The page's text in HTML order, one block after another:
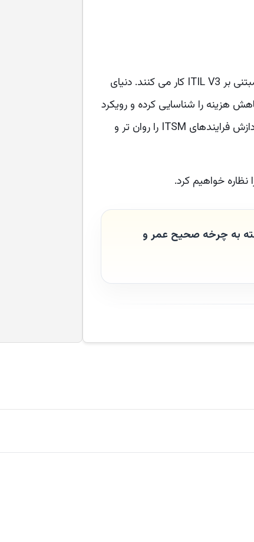
اکثر سازمان ها در دنیای امروز با مدیریت خدمات متمرکز بر چرخه زندگی خدمات مبتنی بر ITIL V3 کار می کنند. دنیای
هزینه را شناسایی کرده و رویکرد
نیل به این مزایا را بهبود بخشیده تا رقابت را حفظ کنند. ادغام پذیری سرویس، پردازش فرایندهای ITSM را روان تر و
به چرخه صحیح عمر و